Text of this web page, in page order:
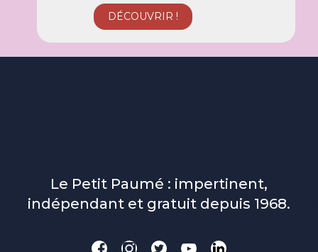
Le Petit Paumé : impertinent,
indépendant et gratuit depuis 1968.